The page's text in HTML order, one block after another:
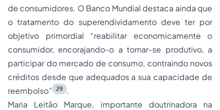
de consumidores. O Banco Mundial destaca ainda que
o tratamento do superendividamento deve ter por
objetivo primordial “reabilitar economicamente o
consumidor, encorajando-o a tornar-se produtivo, a
participar do mercado de consumo, contraindo novos
créditos desde que adequados a sua capacidade de
reembolso”
29
.
Maria Leitão Marque, importante doutrinadora na